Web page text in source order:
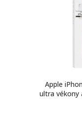
Apple
ultra vékony